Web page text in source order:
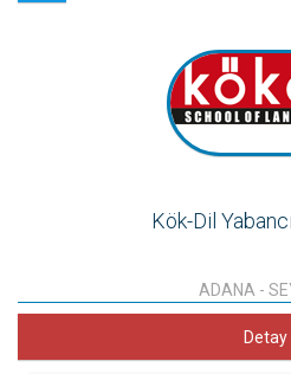
Kök-Dil
ADANA -
Detay